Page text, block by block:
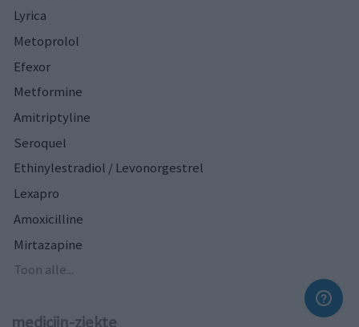
Lyrica
Metoprolol
Efexor
Metformine
Amitriptyline
Seroquel
Ethinylestradiol / Levonorgestrel
Lexapro
Amoxicilline
Mirtazapine
Toon alle...
medicijn-ziekte